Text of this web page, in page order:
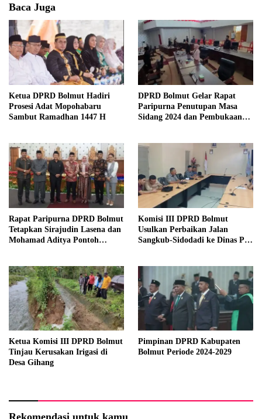
Baca Juga
Ketua DPRD Bolmut Hadiri
Prosesi Adat Mopohabaru
Sambut Ramadhan 1447 H
DPRD Bolmut Gelar Rapat
Paripurna Penutupan Masa
Sidang 2024 dan Pembukaan
Rapat Paripurna DPRD Bolmut
Tetapkan Sirajudin Lasena dan
Mohamad Aditya Pontoh
Komisi III DPRD Bolmut
Usulkan Perbaikan Jalan
Sangkub-Sidodadi ke Dinas PU
Ketua Komisi III DPRD Bolmut
Tinjau Kerusakan Irigasi di
Desa Gihang
Pimpinan DPRD Kabupaten
Bolmut Periode 2024-2029